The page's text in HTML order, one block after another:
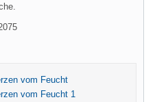
vom Feucht
vom Feucht 1